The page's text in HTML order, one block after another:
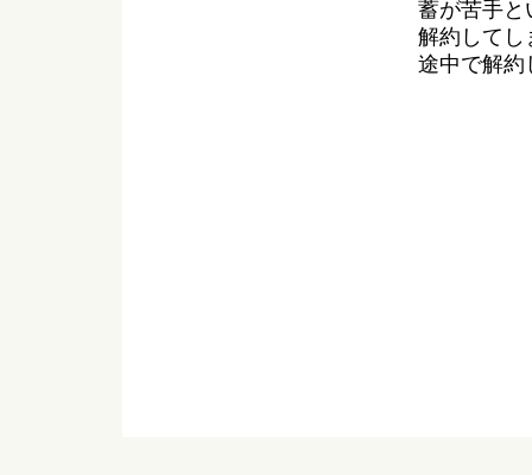
蓄が苦手と
解約してし
途中で解約